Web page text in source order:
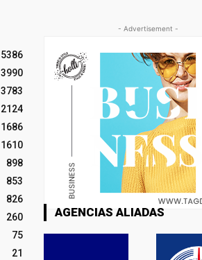
5386
3990
3783
2124
1686
1610
898
853
826
260
75
21
- Advertisement -
AGENCIAS ALIADAS